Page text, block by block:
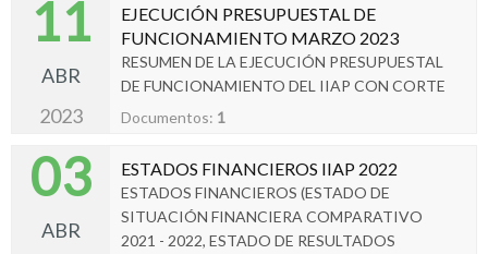
11
ABR
2023
EJECUCIÓN PRESUPUESTAL DE
FUNCIONAMIENTO MARZO 2023
RESUMEN DE LA EJECUCIÓN PRESUPUESTAL
DE FUNCIONAMIENTO DEL IIAP CON CORTE
A 31 DE MARZO 2023
Documentos: 1
03
ABR
ESTADOS FINANCIEROS IIAP 2022
ESTADOS FINANCIEROS (ESTADO DE
SITUACIÓN FINANCIERA COMPARATIVO
2021 - 2022, ESTADO DE RESULTADOS